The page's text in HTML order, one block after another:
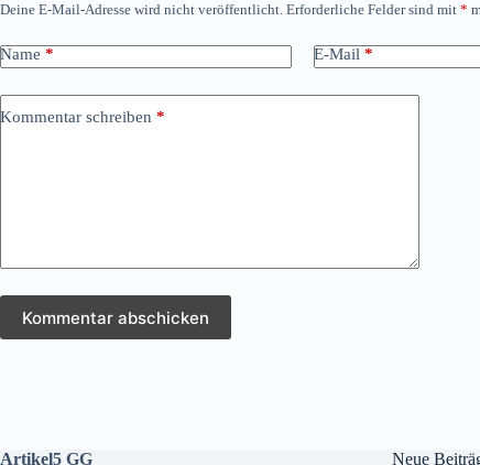
Deine E-Mail-Adresse wird nicht veröffentlicht. Erforderliche Felder sind mit *
Name * E-Mail *
Kommentar schreiben *
Kommentar abschicken
Artikel5 GG Neue